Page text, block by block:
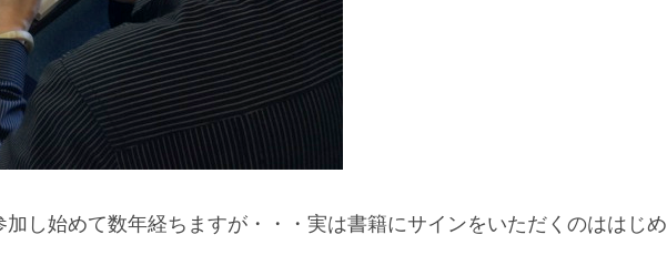
し始めて数年経ちますが・・・実は書籍にサインをいただくのははじめ